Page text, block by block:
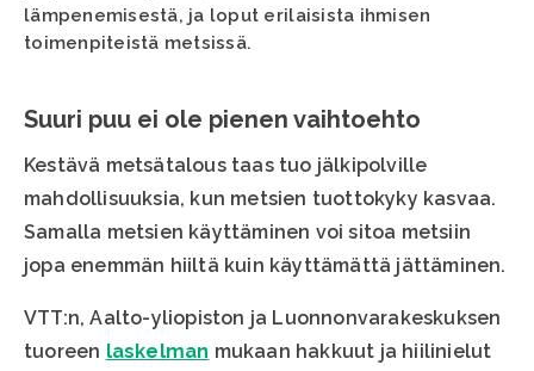
lämpenemisestä, ja loput erilaisista ihmisen
toimenpiteistä metsissä.
Suuri puu ei ole pienen vaihtoehto
Kestävä metsätalous taas tuo jälkipolville
mahdollisuuksia, kun metsien tuottokyky kasvaa.
Samalla metsien käyttäminen voi sitoa metsiin
jopa enemmän hiiltä kuin käyttämättä jättäminen.
VTT:n, Aalto-yliopiston ja Luonnonvarakeskuksen
tuoreen laskelman mukaan hakkuut ja hiilinielut